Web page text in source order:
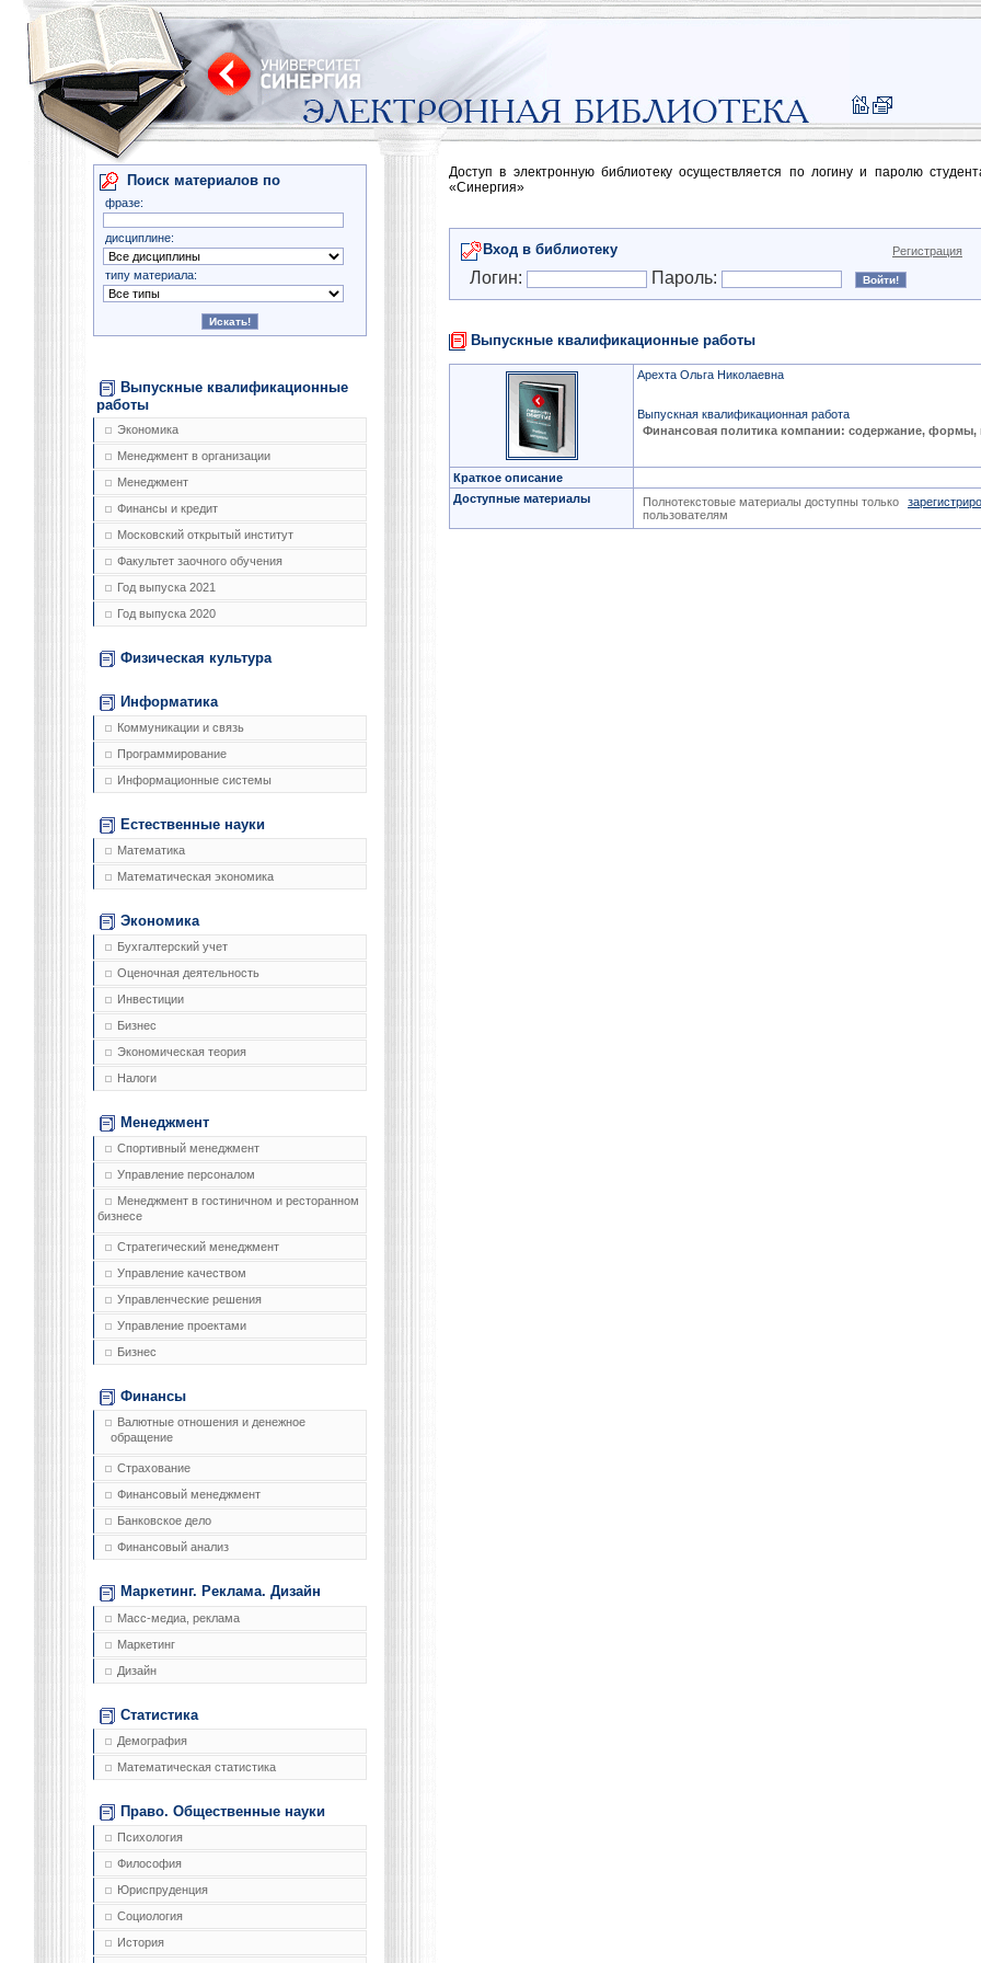
Поиск материалов по
фразе:
дисциплине:
типу материала:
Выпускные квалификационные
работы
Экономика
Менеджмент в организации
Менеджмент
Финансы и кредит
Московский открытый институт
Факультет заочного обучения
Год выпуска 2021
Год выпуска 2020
Физическая культура
Информатика
Коммуникации и связь
Программирование
Информационные системы
Естественные науки
Математика
Математическая экономика
Экономика
Бухгалтерский учет
Оценочная деятельность
Инвестиции
Бизнес
Экономическая теория
Налоги
Менеджмент
Спортивный менеджмент
Управление персоналом
Менеджмент в гостиничном и ресторанном
бизнесе
Стратегический менеджмент
Управление качеством
Управленческие решения
Управление проектами
Бизнес
Финансы
Валютные отношения и денежное
обращение
Страхование
Финансовый менеджмент
Банковское дело
Финансовый анализ
Маркетинг. Реклама. Дизайн
Масс-медиа, реклама
Маркетинг
Дизайн
Статистика
Демография
Математическая статистика
Право. Общественные науки
Психология
Философия
Юриспруденция
Социология
История
Доступ в электронную библиотеку осуществляется по логину и паролю
«Синергия»
Вход в библиотеку Регистрация
Логин: Пароль:
Выпускные квалификационные работы
Арехта Ольга Николаевна
Выпускная квалификационная работа
Финансовая политика компании: содержание, формы,
Краткое описание
Доступные материалы
Полнотекстовые материалы доступны только
пользователям